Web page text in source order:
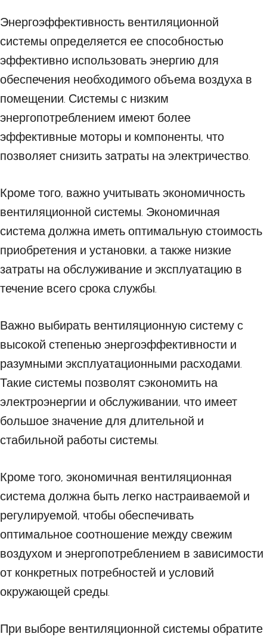
Энергоэффективность вентиляционной
системы определяется ее способностью
эффективно использовать энергию для
обеспечения необходимого объема воздуха в
помещении. Системы с низким
энергопотреблением имеют более
эффективные моторы и компоненты, что
позволяет снизить затраты на электричество.
Кроме того, важно учитывать экономичность
вентиляционной системы. Экономичная
система должна иметь оптимальную стоимость
приобретения и установки, а также низкие
затраты на обслуживание и эксплуатацию в
течение всего срока службы.
Важно выбирать вентиляционную систему с
высокой степенью энергоэффективности и
разумными эксплуатационными расходами.
Такие системы позволят сэкономить на
электроэнергии и обслуживании, что имеет
большое значение для длительной и
стабильной работы системы.
Кроме того, экономичная вентиляционная
система должна быть легко настраиваемой и
регулируемой, чтобы обеспечивать
оптимальное соотношение между свежим
воздухом и энергопотреблением в зависимости
от конкретных потребностей и условий
окружающей среды.
При выборе вентиляционной системы обратите